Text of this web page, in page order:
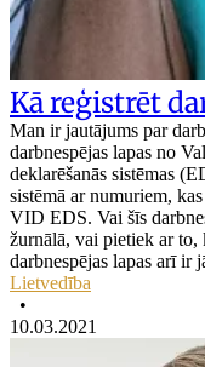
Kā reģistrēt
Man ir jautājums par
darbnespējas lapas no
deklarēšanās sistēmas
sistēmā ar numuriem,
VID EDS. Vai šīs
žurnālā, vai pietiek ar to,
darbnespējas lapas arī ir
Lietvedība
•
10.03.2021